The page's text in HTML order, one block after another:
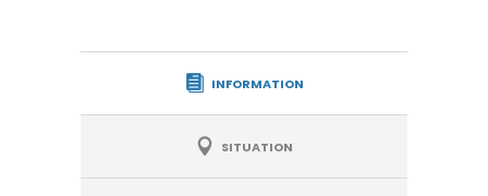
INFORMATION
SITUATION